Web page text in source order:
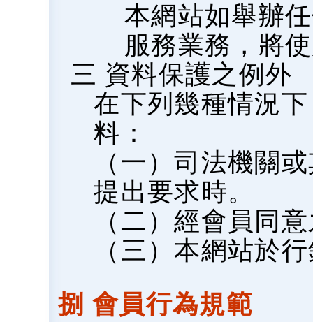
本網站如舉辦
服務業務，將
三 資料保護之例外
在下列幾種情況
料：
（一）司法機關
提出要求時。
（二）經會員同
（三）本網站於
捌 會員行為規範